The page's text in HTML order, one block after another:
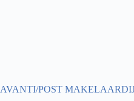
AVANTI/POST